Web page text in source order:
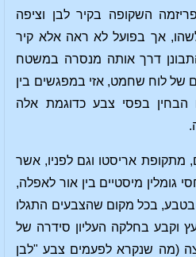
השקופה בקיר לבן וציפה
אך בפועל לא ראה אלא קיר
דרך אותה מנסרה במשטח
של לוח שחמט, אזי במפגשים בין
הבחין בפסי צבע כדוגמת אלה
מתקופת אריסטו וגם לפניו, אשר
גומלין מיסטיים בין אור לאפלה,
בכל מקום שהצבעים התגלו
וקבע בחלקה העליון סידרה של
(מה שנקרא לפעמים צבע "לבן